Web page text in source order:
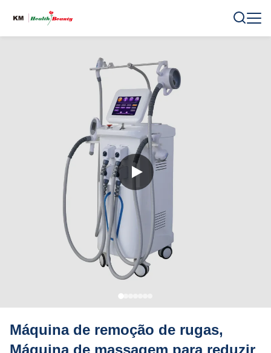
Máquina de remoção de rugas,
Máquina de massagem para reduzir